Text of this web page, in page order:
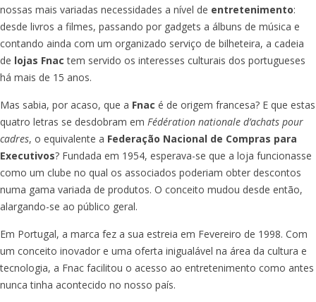
nossas mais variadas necessidades a nível de entretenimento:
desde livros a filmes, passando por gadgets a álbuns de música e
contando ainda com um organizado serviço de bilheteira, a cadeia
de lojas Fnac tem servido os interesses culturais dos portugueses
há mais de 15 anos.
Mas sabia, por acaso, que a Fnac é de origem francesa? E que estas
quatro letras se desdobram em Fédération nationale d’achats pour
cadres, o equivalente a Federação Nacional de Compras para
Executivos? Fundada em 1954, esperava-se que a loja funcionasse
como um clube no qual os associados poderiam obter descontos
numa gama variada de produtos. O conceito mudou desde então,
alargando-se ao público geral.
Em Portugal, a marca fez a sua estreia em Fevereiro de 1998. Com
um conceito inovador e uma oferta inigualável na área da cultura e
tecnologia, a Fnac facilitou o acesso ao entretenimento como antes
nunca tinha acontecido no nosso país.